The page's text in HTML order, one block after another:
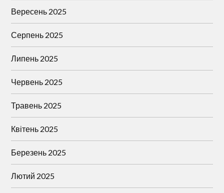
Вересень 2025
Серпень 2025
Липень 2025
Червень 2025
Травень 2025
Квітень 2025
Березень 2025
Лютий 2025